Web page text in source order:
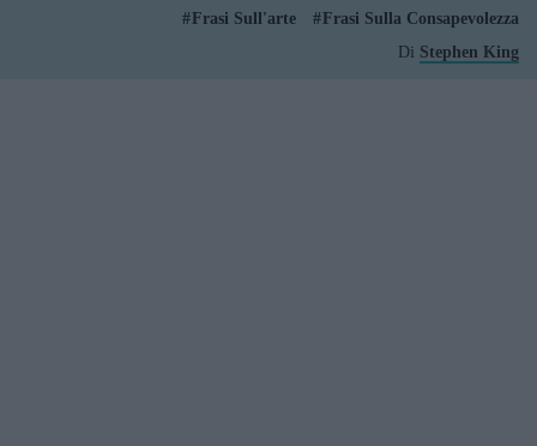
Frasi Sull'arte
Frasi Sulla Consapevolezza
Di Stephen King